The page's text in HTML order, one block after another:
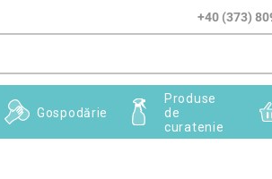
+40 (373)
Gospodărie
Produse
de
curatenie